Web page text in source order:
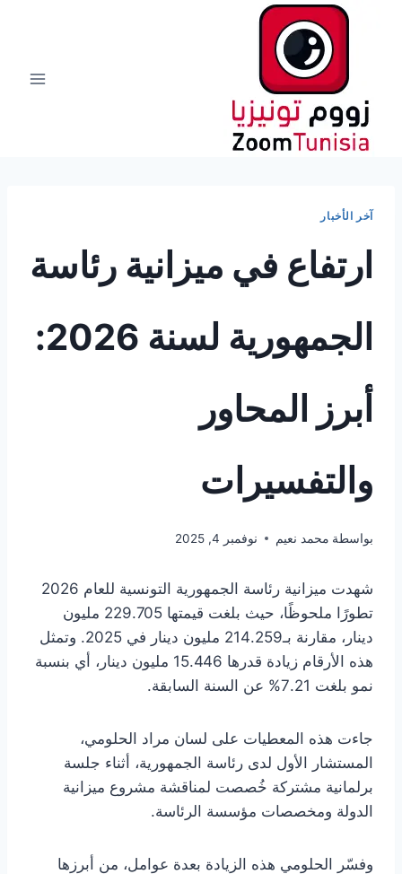
آخر الأخبار
ارتفاع في ميزانية رئاسة
الجمهورية لسنة 2026:
أبرز المحاور
والتفسيرات
بواسطة محمد نعيم نوفمبر 4, 2025
شهدت ميزانية رئاسة الجمهورية التونسية للعام 2026
تطورًا ملحوظًا، حيث بلغت قيمتها 229.705 مليون
دينار، مقارنة بـ214.259 مليون دينار في 2025. وتمثل
هذه الأرقام زيادة قدرها 15.446 مليون دينار، أي بنسبة
نمو بلغت 7.21% عن السنة السابقة.
جاءت هذه المعطيات على لسان مراد الحلومي،
المستشار الأول لدى رئاسة الجمهورية، أثناء جلسة
برلمانية مشتركة خُصصت لمناقشة مشروع ميزانية
الدولة ومخصصات مؤسسة الرئاسة.
وفسّر الحلومي هذه الزيادة بعدة عوامل، من أبرزها